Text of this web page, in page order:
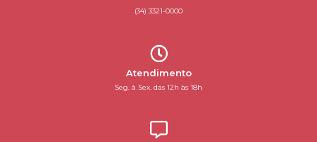
(34) 3321-0000
Atendimento
Seg. à Sex. das 12h às 18h